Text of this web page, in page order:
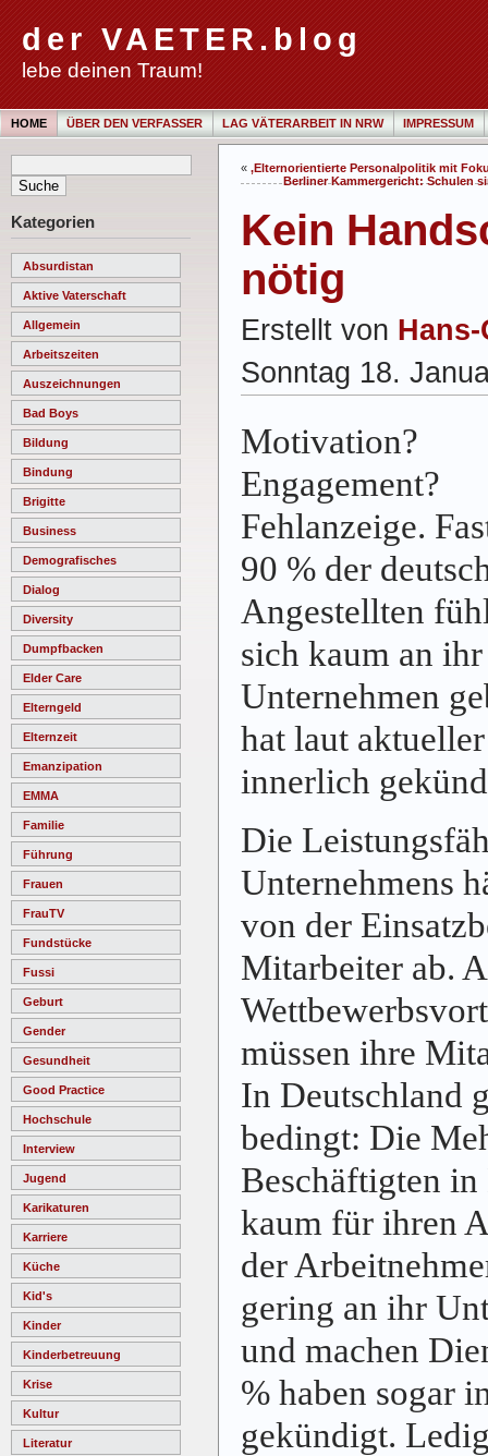
der VAETER.blog
lebe deinen Traum!
HOME ÜBER DEN VERFASSER LAG VÄTERARBEIT IN NRW IMPRESSUM
Kategorien
Absurdistan
Aktive Vaterschaft
Allgemein
Arbeitszeiten
Auszeichnungen
Bad Boys
Bildung
Bindung
Brigitte
Business
Demografisches
Dialog
Diversity
Dumpfbacken
Elder Care
Elterngeld
Elternzeit
Emanzipation
EMMA
Familie
Führung
Frauen
FrauTV
Fundstücke
Fussi
Geburt
Gender
Gesundheit
Good Practice
Hochschule
Interview
Jugend
Karikaturen
Karriere
Küche
Kid's
Kinder
Kinderbetreuung
Krise
Kultur
Literatur
« ‚Elternorientierte Personalpolitik mit
Berliner Kammergericht: Schulen
Kein
nötig
Erstellt von
Sonntag 18.
Motivation?
Engagement?
Fehlanzeige.
90 % der
Angestellten
sich kaum an ihr
Unternehmen
hat laut
innerlich
Die
Unternehmens
von der
Mitarbeiter ab.
müssen ihre
In Deutschland
bedingt: Die
Beschäftigten in
kaum für ihren
der
gering an ihr
und machen
% haben sogar
gekündigt.